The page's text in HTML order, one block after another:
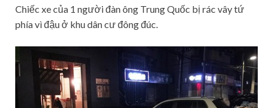
Chiếc xe của 1 người đàn ông Trung Quốc bị rác vây tứ
phía vì đậu ở khu dân cư đông đúc.